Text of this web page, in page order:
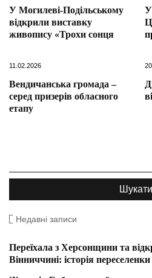
У Могилеві-Подільському
відкрили виставку
живопису «Трохи сонця
У
11.02.2026
Вендичанська громада –
серед призерів обласного
етапу
Недавні записи
Переїхала з Херсонщини та
Вінниччині: історія